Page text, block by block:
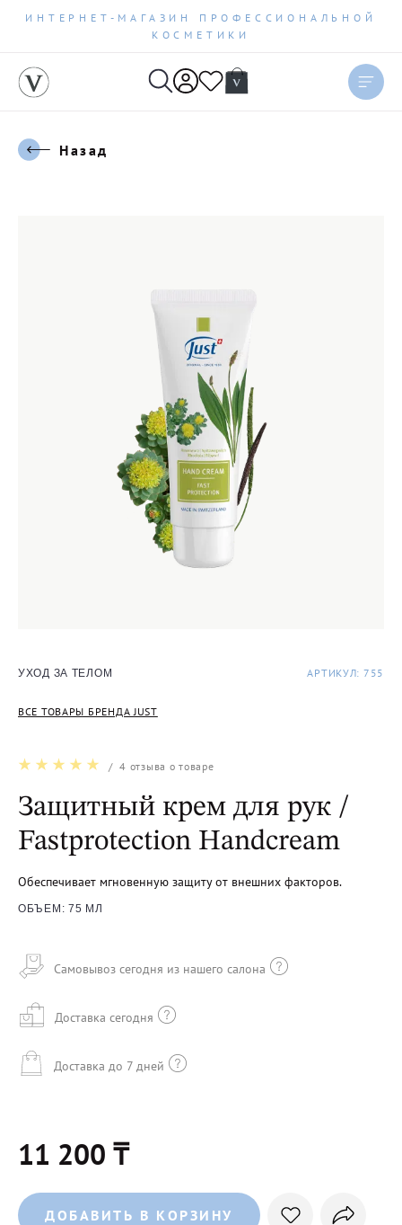
ИНТЕРНЕТ-МАГАЗИН ПРОФЕССИОНАЛЬНОЙ
КОСМЕТИКИ
Назад
УХОД ЗА ТЕЛОМ
ВСЕ ТОВАРЫ БРЕНДА JUST
АРТИКУЛ: 755
/4 отзыва о товаре
Защитный крем для рук /
Fastprotection Handcream
Обеспечивает мгновенную защиту от внешних факторов.
ОБЪЕМ: 75 МЛ
Самовывоз сегодня из нашего салона
Доставка сегодня
Доставка до 7 дней
11 200 ₸
ДОБАВИТЬ В КОРЗИНУ